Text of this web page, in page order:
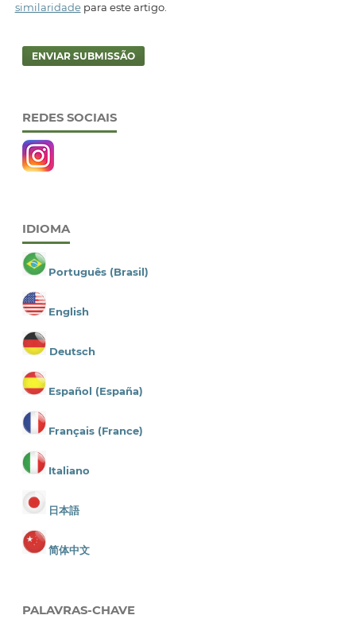
similaridadepara este artigo.
ENVIAR SUBMISSÃO
REDES SOCIAIS
IDIOMA
Português (Brasil)
English
Deutsch
Español (España)
Français (France)
Italiano
日本語
简体中文
PALAVRAS-CHAVE